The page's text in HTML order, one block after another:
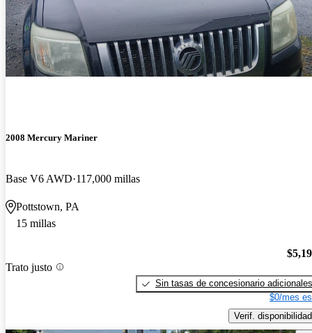
2008 Mercury Mariner
Base V6 AWD 117,000 millas
Pottstown, PA
15 millas
Trato justo
Sin tasas de concesionario adicionales
$0/mes
Verif. disponibilidad